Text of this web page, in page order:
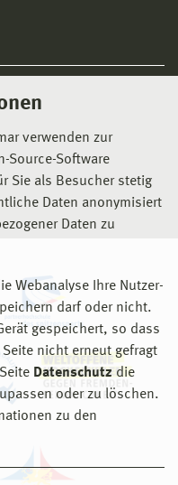
verwenden zur
Source-Software
Sie als Besucher stetig
Daten anonymisiert
Daten zu
Webanalyse Ihre Nutzer-
darf oder nicht.
gespeichert, so dass
nicht erneut gefragt
Datenschutz die
oder zu löschen.
zu den